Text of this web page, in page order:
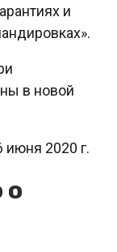
и
в новой
июня 2020 г.
о